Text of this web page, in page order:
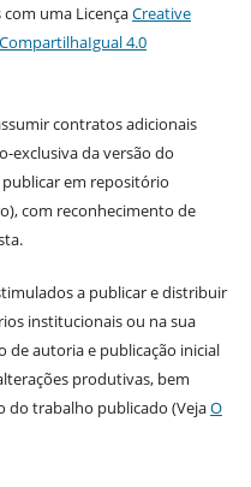
uma LicençaCreative
4.0
contratos adicionais
exclusiva da versão do
em repositório
com reconhecimento de
a publicar e distribuir
institucionais ou na sua
de autoria e publicação inicial
produtivas, bem
do trabalho publicado (VejaO